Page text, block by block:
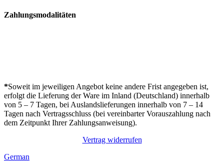
Zahlungsmodalitäten
*Soweit im jeweiligen Angebot keine andere Frist angegeben ist,
erfolgt die Lieferung der Ware im Inland (Deutschland) innerhalb
von 5 – 7 Tagen, bei Auslandslieferungen innerhalb von 7 – 14
Tagen nach Vertragsschluss (bei vereinbarter Vorauszahlung nach
dem Zeitpunkt Ihrer Zahlungsanweisung).
Vertrag widerrufen
German